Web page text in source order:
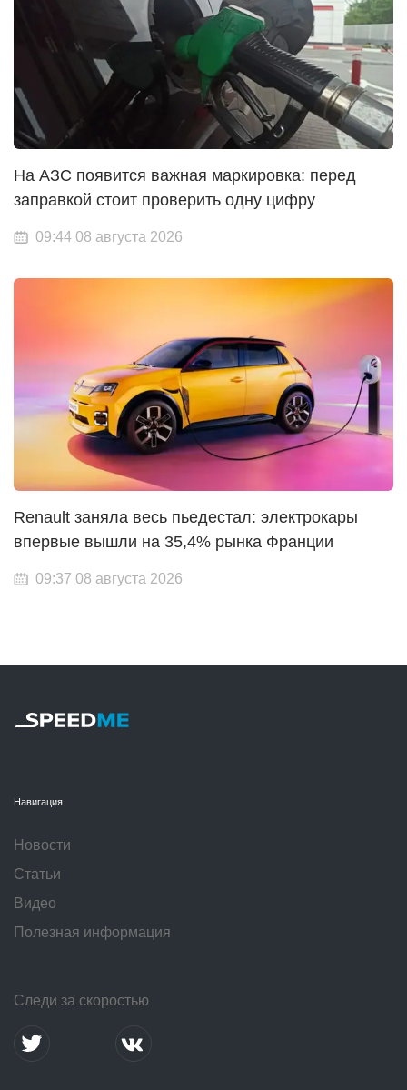
На АЗС появится важная маркировка: перед
заправкой стоит проверить одну цифру
09:44 08 августа 2026
Renault заняла весь пьедестал: электрокары
впервые вышли на 35,4% рынка Франции
09:37 08 августа 2026
Навигация
Новости
Статьи
Видео
Полезная информация
Следи за скоростью